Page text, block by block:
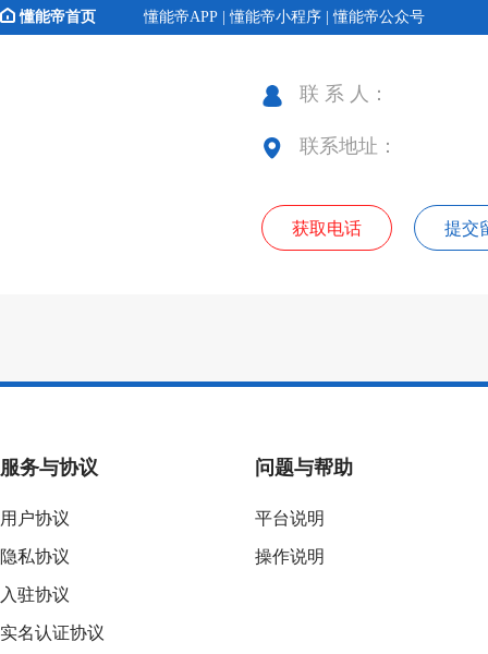
懂能帝首页 懂能帝APP | 懂能帝小程序 | 懂能帝公众号
联 系 人：
联系地址：
获取电话 提交
服务与协议
用户协议
隐私协议
入驻协议
实名认证协议
问题与帮助
平台说明
操作说明